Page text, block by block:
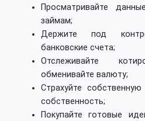
Просматривайте
займам;
Держите под
банковские счета;
Отслеживайте
обменивайте валюту;
Страхуйте
собственность;
Покупайте готовые